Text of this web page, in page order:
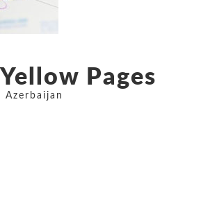
Yellow Pages
Azerbaijan